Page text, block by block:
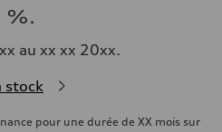
%.
au xx xx 20xx.
stock
pour une durée de XX mois sur